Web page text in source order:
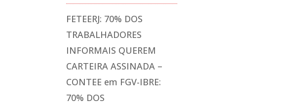
FETEERJ: 70% DOS
TRABALHADORES
INFORMAIS QUEREM
CARTEIRA ASSINADA –
CONTEE em FGV-IBRE:
70% DOS